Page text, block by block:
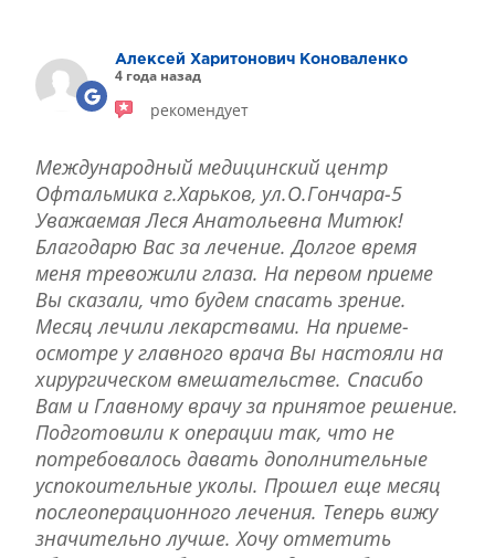
Алексей Харитонович Коноваленко
4 года назад
рекомендует
Международный медицинский центр
Офтальмика г.Харьков, ул.О.Гончара-5
Уважаемая Леся Анатольевна Митюк!
Благодарю Вас за лечение. Долгое время
меня тревожили глаза. На первом приеме
Вы сказали, что будем спасать зрение.
Месяц лечили лекарствами. На приеме-
осмотре у главного врача Вы настояли на
хирургическом вмешательстве. Спасибо
Вам и Главному врачу за принятое решение.
Подготовили к операции так, что не
потребовалось давать дополнительные
успокоительные уколы. Прошел еще месяц
послеоперационного лечения. Теперь вижу
значительно лучше. Хочу отметить